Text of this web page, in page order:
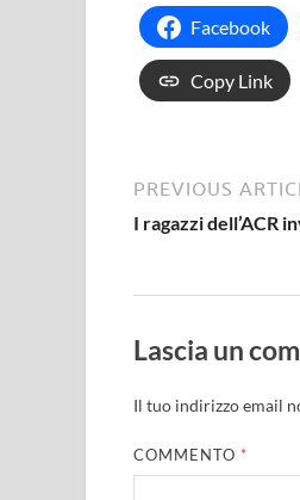
Facebook
Copy Link
PREVIOUS
I ragazzi dell’ACR
Lascia un
Il tuo indirizzo email
COMMENTO *